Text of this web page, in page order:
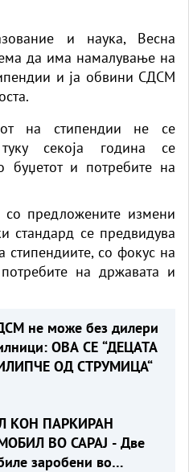
и наука, Весна
да има намалување на
и ја обвини СДСМ
на стипендии не се
секоја година се
буџетот и потребите на
предложените измени
стандард се предвидува
со фокус на
на државата и
не може без дилери
ОВА СЕ “ДЕЦАТА
ОД СТРУМИЦА“
КОН ПАРКИРАН
ВО САРАЈ - Две
заробени во